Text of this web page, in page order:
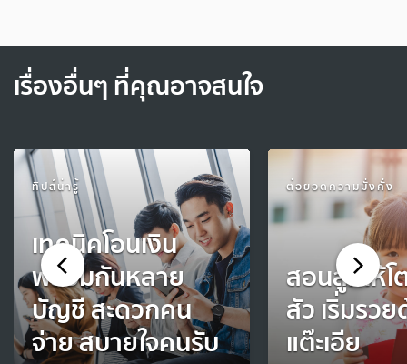
เรื่องอื่นๆ ที่คุณอาจสนใจ
ทิปส์น่ารู้
เทคนิคโอนเงิน
พร้อมกันหลาย
บัญชี สะดวกคน
จ่าย สบายใจคนรับ
ต่อยอดความมั่งคั่ง
สอนลูกให้โ
สัว เริ่มรว
แต๊ะเอีย